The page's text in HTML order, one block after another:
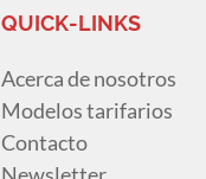
QUICK-LINKS
Acerca de nosotros
Modelos tarifarios
Contacto